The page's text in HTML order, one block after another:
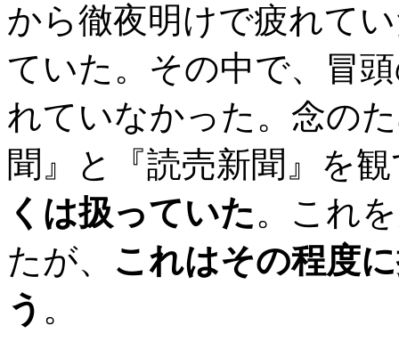
から徹夜明けで疲れて
ていた。その中で、冒
れていなかった。念の
聞』と『読売新聞』を
くは扱っていた。これ
たが、 これはその程度
う 。